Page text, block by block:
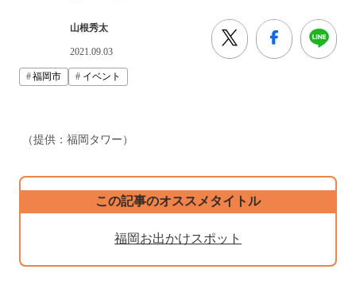
山根秀太
2021.09.03
福岡市 イベント
（提供：福岡タワー）
この記事のオススメタイトル
福岡お出かけスポット